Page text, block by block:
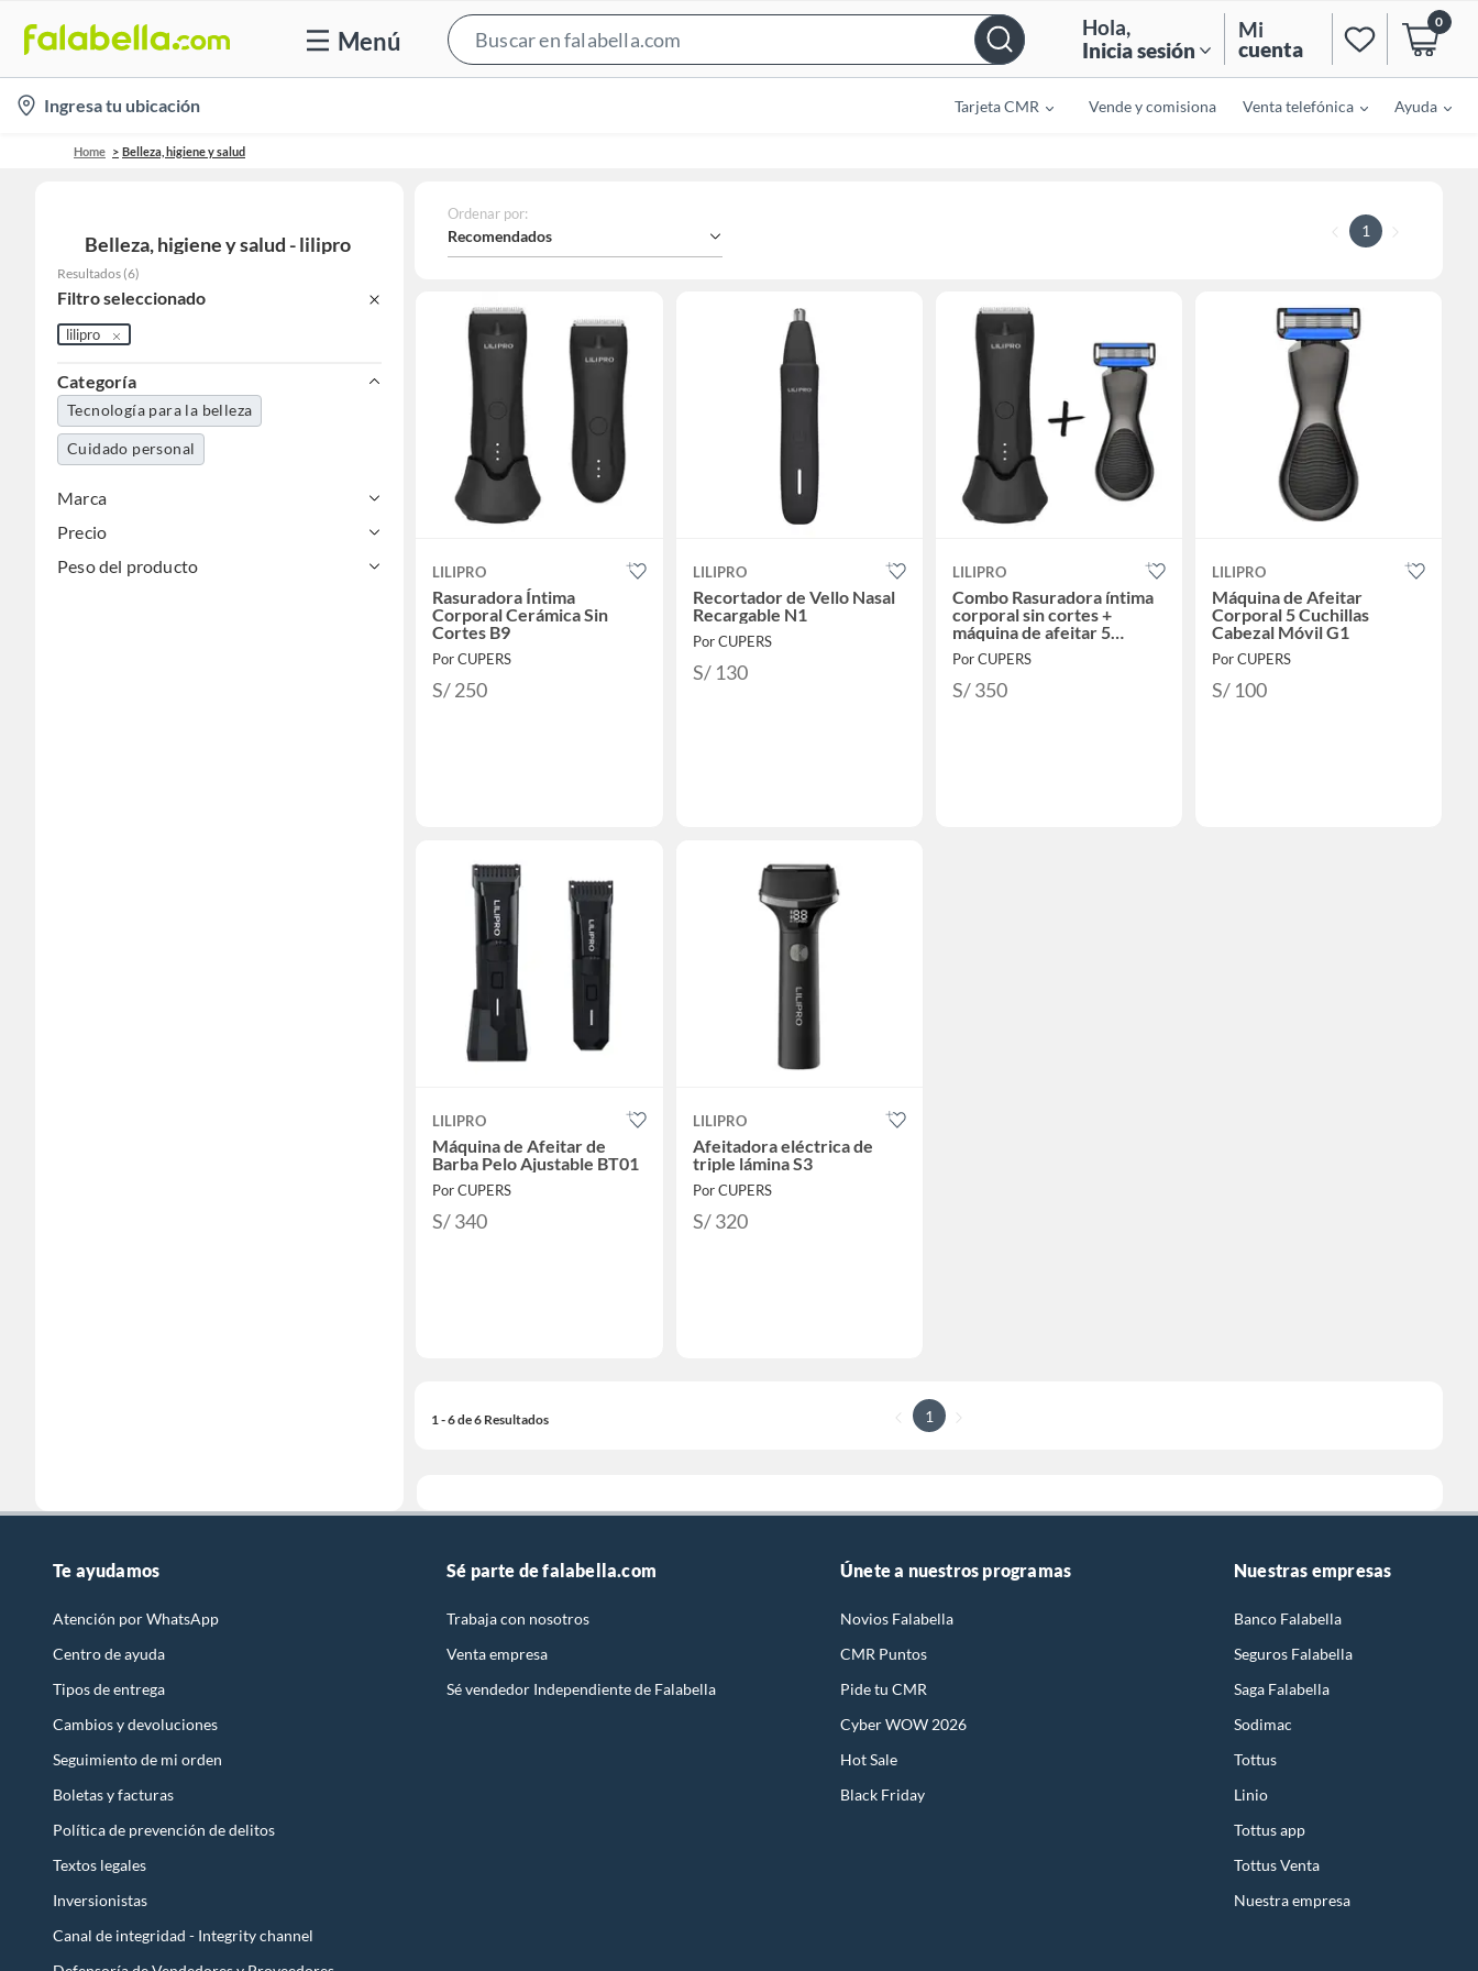
Menú
Bar
Hola,
Inicia sesión
Mi
cuenta
0
location-
icon
Ingresa tu ubicación Tarjeta CMR Vende y comisiona Venta telefónica Ayuda
Home Belleza, higiene y salud
Belleza, higiene y salud - lilipro
Resultados (6)
Filtro seleccionado
lilipro
Categoría
Tecnología para la belleza
Cuidado personal
Marca
Precio
Peso del producto
Ordenar por:
Recomendados 1
LILIPRO
Rasuradora Íntima
Corporal Cerámica Sin
Cortes B9
Por CUPERS
S/ 250
LILIPRO
Recortador de Vello Nasal
Recargable N1
Por CUPERS
S/ 130
LILIPRO
Combo Rasuradora íntima
corporal sin cortes +
máquina de afeitar 5
cuchillas
Por CUPERS
S/ 350
LILIPRO
Máquina de Afeitar
Corporal 5 Cuchillas
Cabezal Móvil G1
Por CUPERS
S/ 100
LILIPRO
Máquina de Afeitar de
Barba Pelo Ajustable BT01
Por CUPERS
S/ 340
LILIPRO
Afeitadora eléctrica de
triple lámina S3
Por CUPERS
S/ 320
1 - 6 de 6 Resultados 1
Te ayudamos
Atención por WhatsApp
Centro de ayuda
Tipos de entrega
Cambios y devoluciones
Seguimiento de mi orden
Boletas y facturas
Política de prevención de delitos
Textos legales
Inversionistas
Canal de integridad - Integrity channel
Sé parte de falabella.com
Trabaja con nosotros
Venta empresa
Sé vendedor Independiente de Falabella
Únete a nuestros programas
Novios Falabella
CMR Puntos
Pide tu CMR
Cyber WOW 2026
Hot Sale
Black Friday
Nuestras empresas
Banco Falabella
Seguros Falabella
Saga Falabella
Sodimac
Tottus
Linio
Tottus app
Tottus Venta
Nuestra empresa